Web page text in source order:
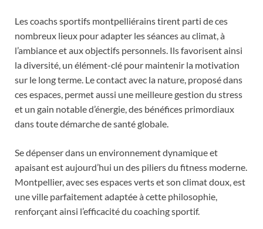
Les coachs sportifs montpelliérains tirent parti de ces
nombreux lieux pour adapter les séances au climat, à
l’ambiance et aux objectifs personnels. Ils favorisent ainsi
la diversité, un élément-clé pour maintenir la motivation
sur le long terme. Le contact avec la nature, proposé dans
ces espaces, permet aussi une meilleure gestion du stress
et un gain notable d’énergie, des bénéfices primordiaux
dans toute démarche de santé globale.
Se dépenser dans un environnement dynamique et
apaisant est aujourd’hui un des piliers du fitness moderne.
Montpellier, avec ses espaces verts et son climat doux, est
une ville parfaitement adaptée à cette philosophie,
renforçant ainsi l’efficacité du coaching sportif.